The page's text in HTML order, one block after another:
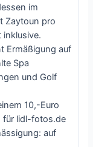
im
Zaytoun pro
inklusive.
Ermäßigung auf
Spa
und Golf
10,-Euro
für lidl-fotos.de
auf